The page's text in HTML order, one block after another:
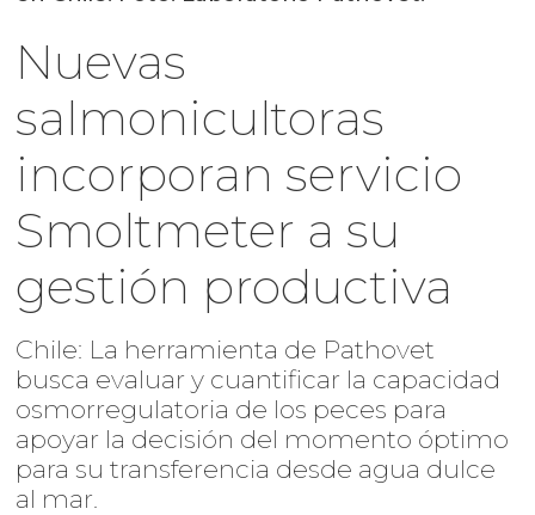
Nuevas
salmonicultoras
incorporan servicio
Smoltmeter a su
gestión productiva
Chile: La herramienta de Pathovet
busca evaluar y cuantificar la capacidad
osmorregulatoria de los peces para
apoyar la decisión del momento óptimo
para su transferencia desde agua dulce
al mar.